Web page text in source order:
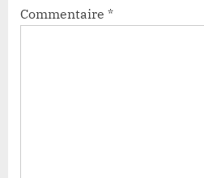
Commentaire *